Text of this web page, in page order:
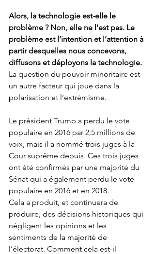
Alors, la technologie est-elle le
problème ? Non, elle ne l’est pas. Le
problème est l’intention et l’attention à
partir desquelles nous concevons,
diffusons et déployons la technologie.
La question du pouvoir minoritaire est
un autre facteur qui joue dans la
polarisation et l’extrémisme.
Le président Trump a perdu le vote
populaire en 2016 par 2,5 millions de
voix, mais il a nommé trois juges à la
Cour suprême depuis. Ces trois juges
ont été confirmés par une majorité du
Sénat qui a également perdu le vote
populaire en 2016 et en 2018.
Cela a produit, et continuera de
produire, des décisions historiques qui
négligent les opinions et les
sentiments de la majorité de
l’électorat. Comment cela est-il